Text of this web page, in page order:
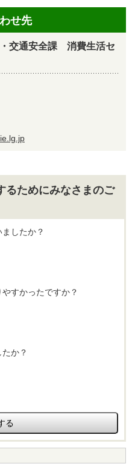
せ先
交通安全課 消費生活セ
るためにみなさまのご
したか？
すかったですか？
か？